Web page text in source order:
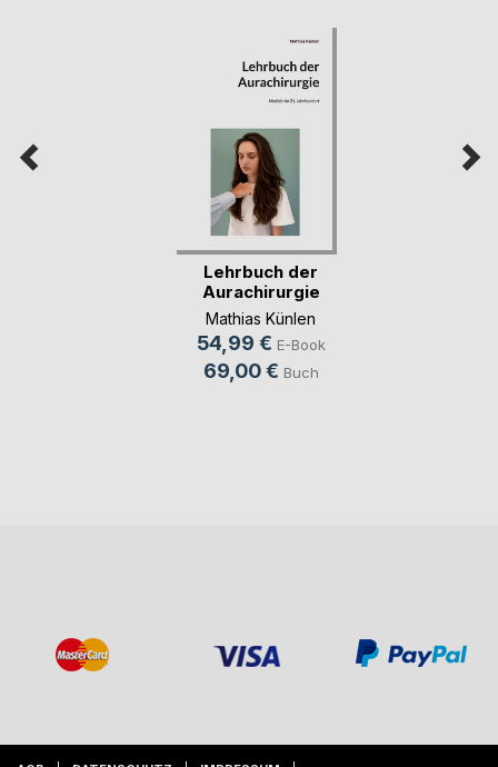
Lehrbuch der
Aurachirurgie
Mathias Künlen
54,99 € E-Book
69,00 € Buch